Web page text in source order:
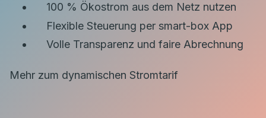
100 % Ökostrom aus dem Netz nutzen
Flexible Steuerung per smart-box App
Volle Transparenz und faire Abrechnung
Mehr zum dynamischen Stromtarif